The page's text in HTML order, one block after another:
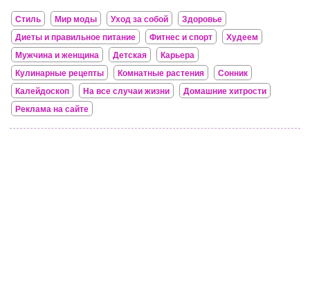
Стиль Мир моды Уход за собой
Здоровье
Диеты и правильное питание
Фитнес и спорт
Худеем
Мужчина и женщина
Детская
Карьера
Кулинарные рецепты
Комнатные растения
Сонник
Калейдоскоп
На все случаи жизни
Домашние хитрости
Реклама на сайте